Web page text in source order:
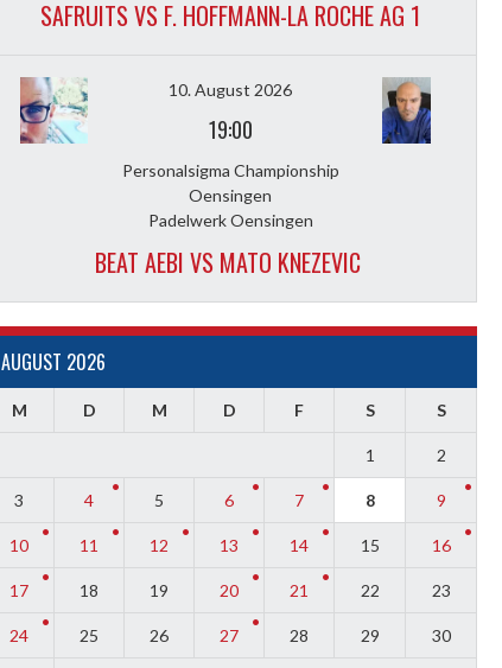
SAFRUITS VS F. HOFFMANN-LA ROCHE AG 1
10. August 2026
19:00
Personalsigma Championship
Oensingen
Padelwerk Oensingen
BEAT AEBI VS MATO KNEZEVIC
AUGUST 2026
M D M D F S S
1 2
3 4 5 6 7 8 9
10 11 12 13 14 15 16
17 18 19 20 21 22 23
24 25 26 27 28 29 30